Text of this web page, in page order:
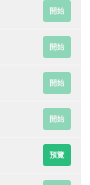
開始
開始
開始
開始
預覽